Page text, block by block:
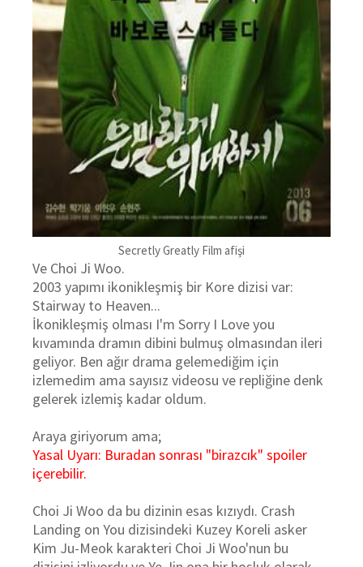
Secretly Greatly Film afişi
Ve Choi Ji Woo.
2003 yapımı ikonikleşmiş bir Kore dizisi var:
Stairway to Heaven...
İkonikleşmiş olması I'm Sorry I Love you
kıvamında dramın dibini bulmuş olmasından ileri
geliyor. Ben ağır drama gelemediğim için
izlemedim ama sayısız videosu ve repliğine denk
gelerek izlemiş kadar oldum.
Araya giriyorum ama;
Yasal Uyarı: Buradan sonrası "birazcık" spoiler
içerebilir.
Choi Ji Woo da bu dizinin esas kızıydı. Crash
Landing on You dizisindeki Kuzey Koreli asker
Kim Ju-Meok karakteri Choi Ji Woo'nun bu